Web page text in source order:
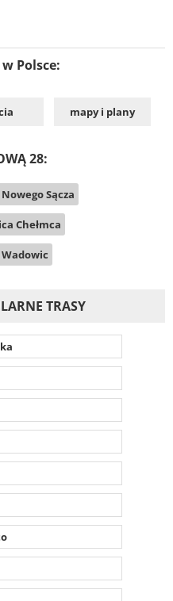
Polsce:
mapy i plany
28:
Sącza
Chełmca
TRASY